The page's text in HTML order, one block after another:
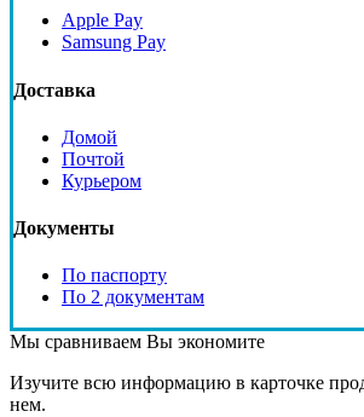
Apple Pay
Samsung Pay
Доставка
Домой
Почтой
Курьером
Документы
По паспорту
По 2 документам
Мы сравниваем Вы экономите
Изучите всю информацию в карточке
нем.